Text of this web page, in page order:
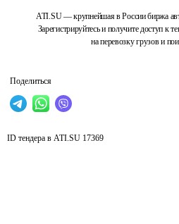
ATI.SU — крупнейшая в России биржа
Зарегистрируйтесь и получите доступ к
на перевозку грузов и
Поделиться
ID тендера в ATI.SU 17369